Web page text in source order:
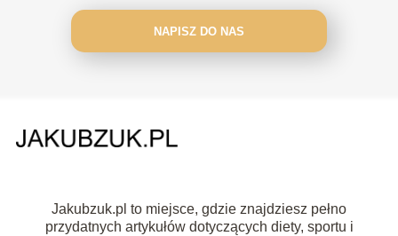
NAPISZ DO NAS
Jakubzuk.pl to miejsce, gdzie znajdziesz pełno
przydatnych artykułów dotyczących diety, sportu i